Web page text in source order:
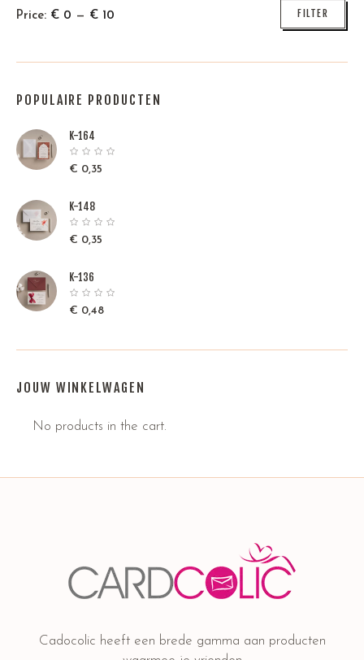
Min
Max
FILTER
Price: € 0 — € 10
POPULAIRE PRODUCTEN
K-164
€ 0,35
K-148
€ 0,35
K-136
€ 0,48
JOUW WINKELWAGEN
No products in the cart.
Cadocolic heeft een brede gamma aan producten